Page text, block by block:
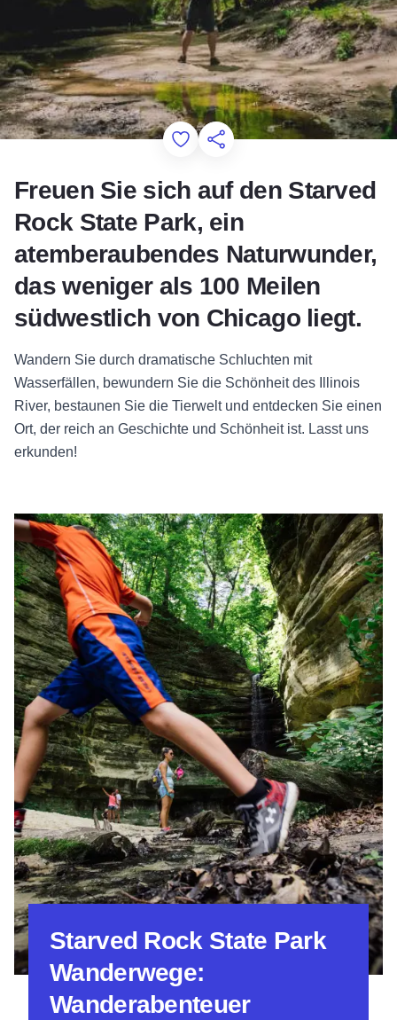
Add to Favorites
Diese Seite teilen
Freuen Sie sich auf den Starved
Rock State Park, ein
atemberaubendes Naturwunder,
das weniger als 100 Meilen
südwestlich von Chicago liegt.
Wandern Sie durch dramatische Schluchten mit
Wasserfällen, bewundern Sie die Schönheit des Illinois
River, bestaunen Sie die Tierwelt und entdecken Sie einen
Ort, der reich an Geschichte und Schönheit ist. Lasst uns
erkunden!
Starved Rock State Park
Wanderwege:
Wanderabenteuer